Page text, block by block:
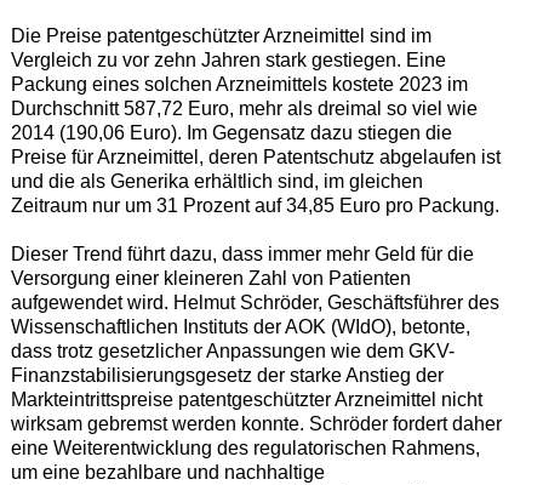
Die Preise patentgeschützter Arzneimittel sind im
Vergleich zu vor zehn Jahren stark gestiegen. Eine
Packung eines solchen Arzneimittels kostete 2023 im
Durchschnitt 587,72 Euro, mehr als dreimal so viel wie
2014 (190,06 Euro). Im Gegensatz dazu stiegen die
Preise für Arzneimittel, deren Patentschutz abgelaufen ist
und die als Generika erhältlich sind, im gleichen
Zeitraum nur um 31 Prozent auf 34,85 Euro pro Packung.
Dieser Trend führt dazu, dass immer mehr Geld für die
Versorgung einer kleineren Zahl von Patienten
aufgewendet wird. Helmut Schröder, Geschäftsführer des
Wissenschaftlichen Instituts der AOK (WIdO), betonte,
dass trotz gesetzlicher Anpassungen wie dem GKV-
Finanzstabilisierungsgesetz der starke Anstieg der
Markteintrittspreise patentgeschützter Arzneimittel nicht
wirksam gebremst werden konnte. Schröder fordert daher
eine Weiterentwicklung des regulatorischen Rahmens,
um eine bezahlbare und nachhaltige